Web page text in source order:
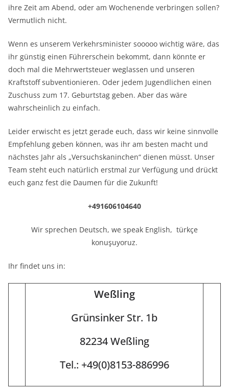
ihre Zeit am Abend, oder am Wochenende verbringen sollen?
Vermutlich nicht.
Wenn es unserem Verkehrsminister sooooo wichtig wäre, das
ihr günstig einen Führerschein bekommt, dann könnte er
doch mal die Mehrwertsteuer weglassen und unseren
Kraftstoff subventionieren. Oder jedem Jugendlichen einen
Zuschuss zum 17. Geburtstag geben. Aber das wäre
wahrscheinlich zu einfach.
Leider erwischt es jetzt gerade euch, dass wir keine sinnvolle
Empfehlung geben können, was ihr am besten macht und
nächstes Jahr als „Versuchskaninchen“ dienen müsst. Unser
Team steht euch natürlich erstmal zur Verfügung und drückt
euch ganz fest die Daumen für die Zukunft!
+491606104640
Wir sprechen Deutsch, we speak English, türkçe
konuşuyoruz.
Ihr findet uns in:
Weßling
Grünsinker Str. 1b
82234 Weßling
Tel.: +49(0)8153-886996